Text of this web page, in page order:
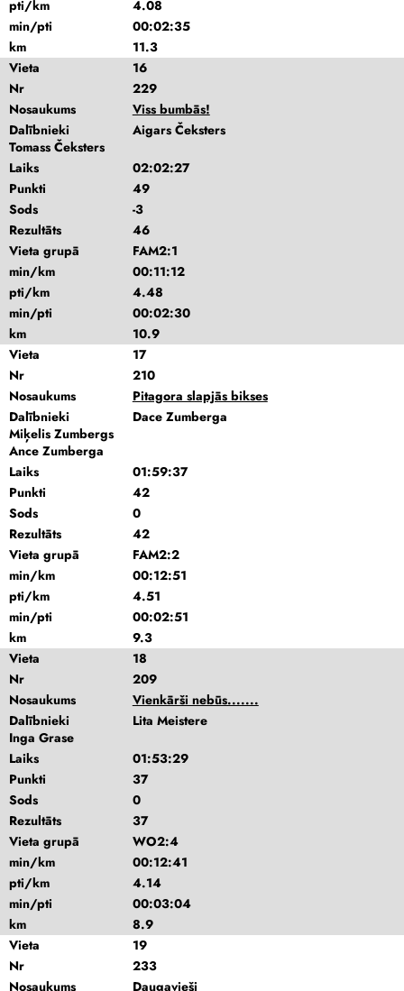
pti/km
4.08
min/pti
00:02:35
km
11.3
Vieta
16
Nr
229
Nosaukums
Viss bumbās!
Dalībnieki
Aigars Čeksters
Tomass Čeksters
Laiks
02:02:27
Punkti
49
Sods
-3
Rezultāts
46
Vieta grupā
FAM2:1
min/km
00:11:12
pti/km
4.48
min/pti
00:02:30
km
10.9
Vieta
17
Nr
210
Nosaukums
Pitagora slapjās bikses
Dalībnieki
Dace Zumberga
Miķelis Zumbergs
Ance Zumberga
Laiks
01:59:37
Punkti
42
Sods
0
Rezultāts
42
Vieta grupā
FAM2:2
min/km
00:12:51
pti/km
4.51
min/pti
00:02:51
km
9.3
Vieta
18
Nr
209
Nosaukums
Vienkārši nebūs.......
Dalībnieki
Lita Meistere
Inga Grase
Laiks
01:53:29
Punkti
37
Sods
0
Rezultāts
37
Vieta grupā
WO2:4
min/km
00:12:41
pti/km
4.14
min/pti
00:03:04
km
8.9
Vieta
19
Nr
233
Nosaukums
Daugavieši